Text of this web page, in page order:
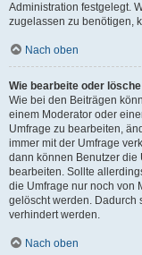
Administration festgelegt.
zugelassen zu benötigen,
Nach oben
Wie bearbeite oder
Wie bei den Beiträgen
einem Moderator oder
Umfrage zu bearbeiten,
immer mit der Umfrage
dann können Benutzer die
bearbeiten. Sollte
die Umfrage nur noch von
gelöscht werden. Dadurch
verhindert werden.
Nach oben